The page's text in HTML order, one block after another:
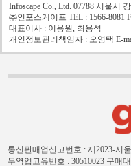
Infoscape Co., Ltd. 07788 서울시
㈜인포스케이프 TEL : 1566-8081
대표이사 : 이용원, 최용석
개인정보관리책임자 : 오영택 E-
통신판매업신고번호 : 제2023-서
무역업고유번호 : 30510023 구매